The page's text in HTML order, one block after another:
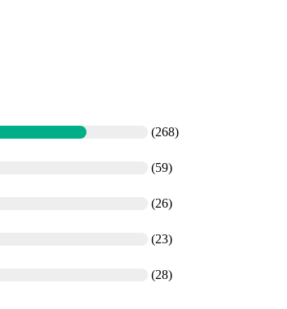
(268)
(59)
(26)
(23)
(28)